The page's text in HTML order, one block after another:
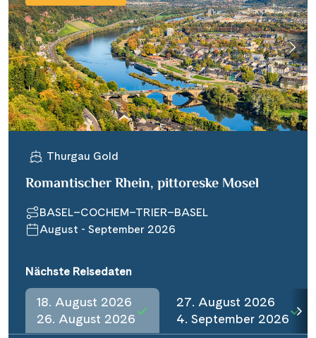
Thurgau Gold
Romantischer Rhein, pittoreske Mosel
BASEL–COCHEM–TRIER–BASEL
August - September 2026
Nächste Reisedaten
18. August 2026
26. August 2026
27. August 2026
4. September 2026